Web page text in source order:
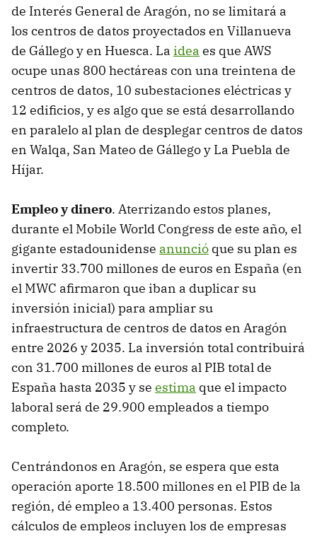
de Interés General de Aragón, no se limitará a
los centros de datos proyectados en Villanueva
de Gállego y en Huesca. La idea es que AWS
ocupe unas 800 hectáreas con una treintena de
centros de datos, 10 subestaciones eléctricas y
12 edificios, y es algo que se está desarrollando
en paralelo al plan de desplegar centros de datos
en Walqa, San Mateo de Gállego y La Puebla de
Híjar.
Empleo y dinero. Aterrizando estos planes,
durante el Mobile World Congress de este año, el
gigante estadounidense anunció que su plan es
invertir 33.700 millones de euros en España (en
el MWC afirmaron que iban a duplicar su
inversión inicial) para ampliar su
infraestructura de centros de datos en Aragón
entre 2026 y 2035. La inversión total contribuirá
con 31.700 millones de euros al PIB total de
España hasta 2035 y se estima que el impacto
laboral será de 29.900 empleados a tiempo
completo.
Centrándonos en Aragón, se espera que esta
operación aporte 18.500 millones en el PIB de la
región, dé empleo a 13.400 personas. Estos
cálculos de empleos incluyen los de empresas